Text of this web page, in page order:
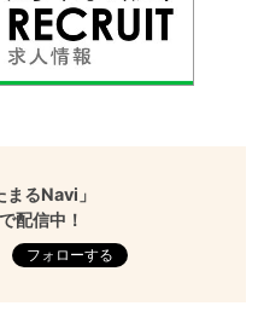
るNavi」
配信中！
フォローする